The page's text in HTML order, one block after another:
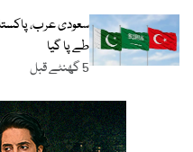
سعودی عرب،
طے پا گیا
5 گھنٹے قبل